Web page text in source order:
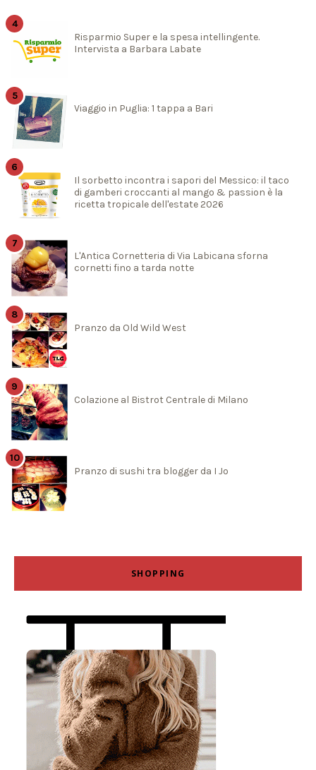
Risparmio Super e la spesa intellingente.
Intervista a Barbara Labate
Viaggio in Puglia: 1 tappa a Bari
Il sorbetto incontra i sapori del Messico: il taco
di gamberi croccanti al mango & passion è la
ricetta tropicale dell'estate 2026
L'Antica Cornetteria di Via Labicana sforna
cornetti fino a tarda notte
Pranzo da Old Wild West
Colazione al Bistrot Centrale di Milano
Pranzo di sushi tra blogger da I Jo
SHOPPING